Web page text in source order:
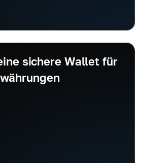
sichere Wallet für